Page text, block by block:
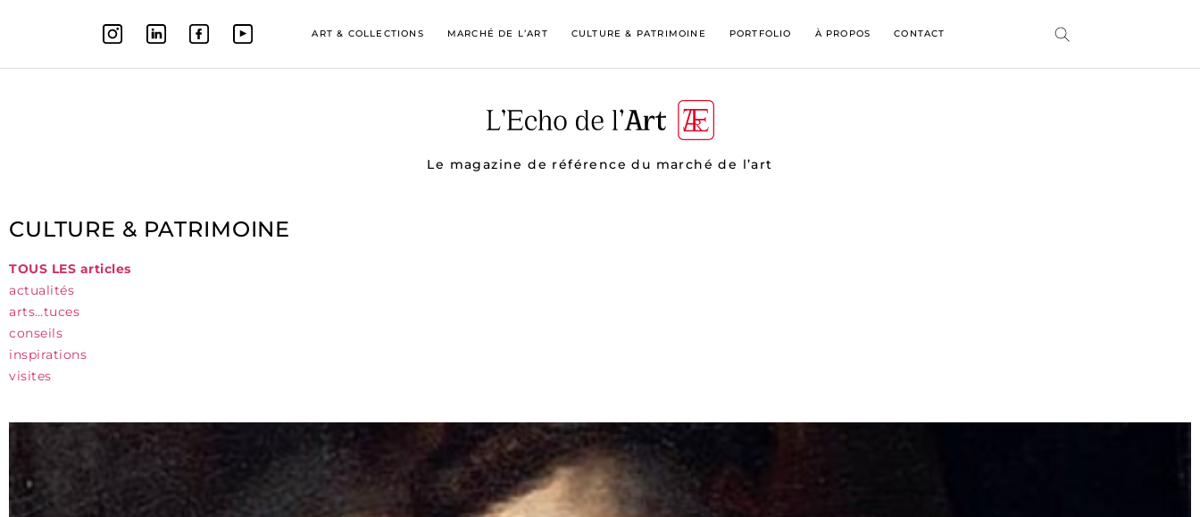
ART & COLLECTIONS MARCHÉ DE L’ART CULTURE & PATRIMOINE PORTFOLIO À PROPOS CONTACT
Le magazine de référence du marché de l’art
CULTURE & PATRIMOINE
TOUS LES articles
actualités
arts…tuces
conseils
inspirations
visites